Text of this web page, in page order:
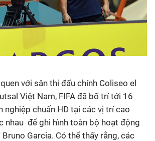
với sân thi đấu chính Coliseo el
Việt Nam, FIFA đã bố trí tới 16
nghiệp chuẩn HD tại các vị trí cao
nhau để ghi hình toàn bộ hoạt động
Garcia. Có thể thấy rằng, các